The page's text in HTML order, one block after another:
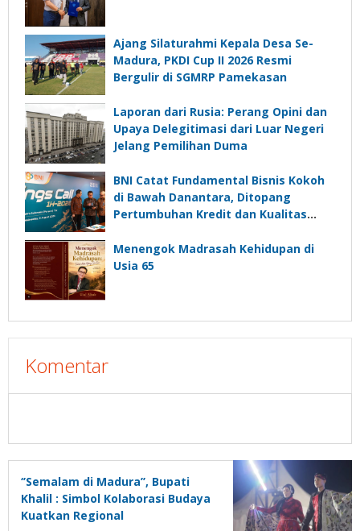
Ajang Silaturahmi Kepala Desa Se-
Madura, PKDI Cup II 2026 Resmi
Bergulir di SGMRP Pamekasan
Laporan dari Rusia: Perang Opini dan
Upaya Delegitimasi dari Luar Negeri
Jelang Pemilihan Duma
BNI Catat Fundamental Bisnis Kokoh
di Bawah Danantara, Ditopang
Pertumbuhan Kredit dan Kualitas
Menengok Madrasah Kehidupan di
Usia 65
Komentar
‘’Semalam di Madura’’, Bupati
Khalil : Simbol Kolaborasi Budaya
Kuatkan Regional